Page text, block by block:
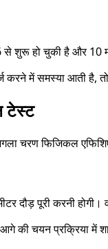
शुरू हो चुकी है और 10
करने में समस्या आती
टेस्ट
चरण फिजिकल
दौड़ पूरी करनी होगी।
की चयन प्रक्रिया में